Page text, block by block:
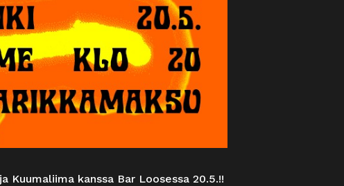
Kuumaliima kanssa Bar Loosessa 20.5.!!